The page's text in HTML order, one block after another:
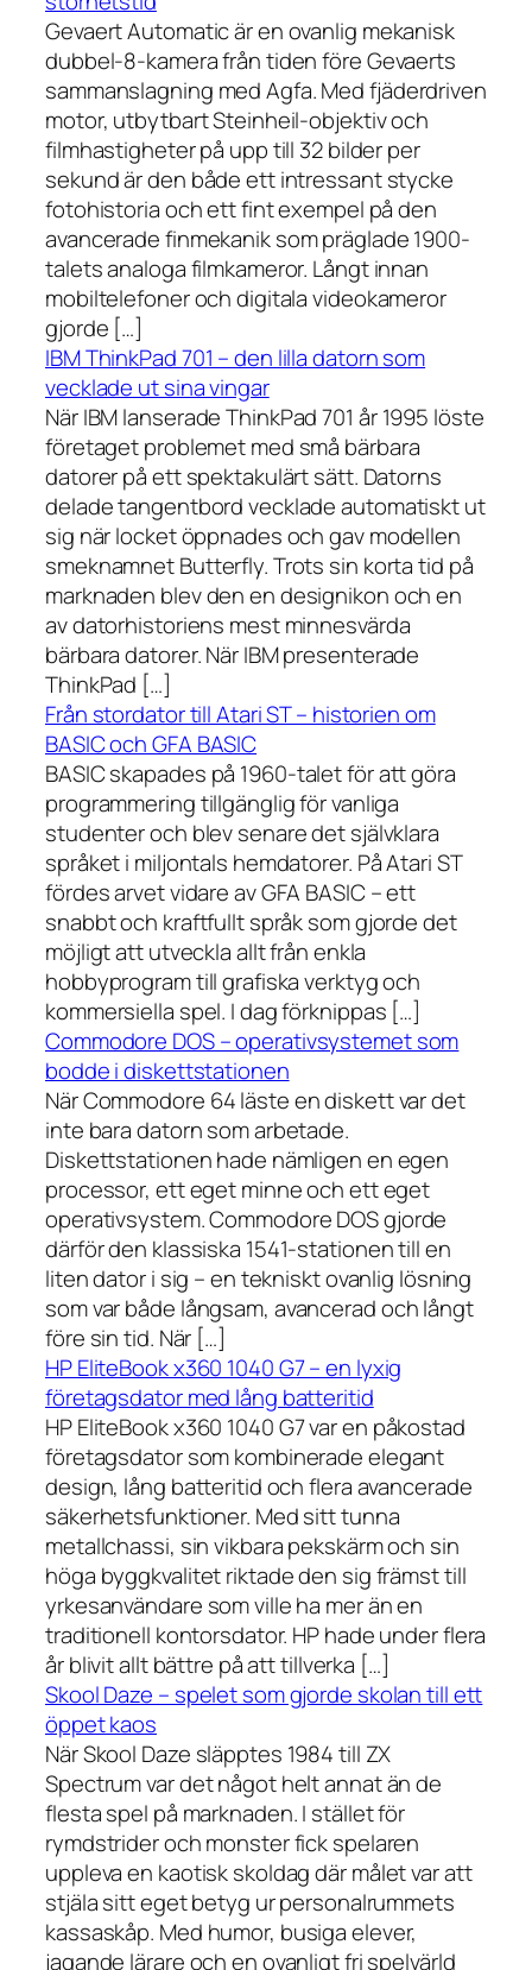
Gevaert Automatic är en ovanlig mekanisk
dubbel-8-kamera från tiden före Gevaerts
sammanslagning med Agfa. Med fjäderdriven
motor, utbytbart Steinheil-objektiv och
filmhastigheter på upp till 32 bilder per
sekund är den både ett intressant stycke
fotohistoria och ett fint exempel på den
avancerade finmekanik som präglade 1900-
talets analoga filmkameror. Långt innan
mobiltelefoner och digitala videokameror
gjorde […]
IBM ThinkPad 701 – den lilla datorn som
vecklade ut sina vingar
När IBM lanserade ThinkPad 701 år 1995 löste
företaget problemet med små bärbara
datorer på ett spektakulärt sätt. Datorns
delade tangentbord vecklade automatiskt ut
sig när locket öppnades och gav modellen
smeknamnet Butterfly. Trots sin korta tid på
marknaden blev den en designikon och en
av datorhistoriens mest minnesvärda
bärbara datorer. När IBM presenterade
ThinkPad […]
Från stordator till Atari ST – historien om
BASIC och GFA BASIC
BASIC skapades på 1960-talet för att göra
programmering tillgänglig för vanliga
studenter och blev senare det självklara
språket i miljontals hemdatorer. På Atari ST
fördes arvet vidare av GFA BASIC – ett
snabbt och kraftfullt språk som gjorde det
möjligt att utveckla allt från enkla
hobbyprogram till grafiska verktyg och
kommersiella spel. I dag förknippas […]
Commodore DOS – operativsystemet som
bodde i diskettstationen
När Commodore 64 läste en diskett var det
inte bara datorn som arbetade.
Diskettstationen hade nämligen en egen
processor, ett eget minne och ett eget
operativsystem. Commodore DOS gjorde
därför den klassiska 1541-stationen till en
liten dator i sig – en tekniskt ovanlig lösning
som var både långsam, avancerad och långt
före sin tid. När […]
HP EliteBook x360 1040 G7 – en lyxig
företagsdator med lång batteritid
HP EliteBook x360 1040 G7 var en påkostad
företagsdator som kombinerade elegant
design, lång batteritid och flera avancerade
säkerhetsfunktioner. Med sitt tunna
metallchassi, sin vikbara pekskärm och sin
höga byggkvalitet riktade den sig främst till
yrkesanvändare som ville ha mer än en
traditionell kontorsdator. HP hade under flera
år blivit allt bättre på att tillverka […]
Skool Daze – spelet som gjorde skolan till ett
öppet kaos
När Skool Daze släpptes 1984 till ZX
Spectrum var det något helt annat än de
flesta spel på marknaden. I stället för
rymdstrider och monster fick spelaren
uppleva en kaotisk skoldag där målet var att
stjäla sitt eget betyg ur personalrummets
kassaskåp. Med humor, busiga elever,
jagande lärare och en ovanligt fri spelvärld